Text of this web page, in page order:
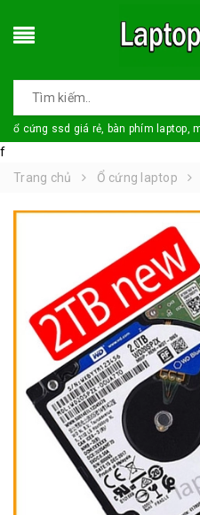
ổ cứng ssd giá rẻ, bàn phím laptop,
f
Trang chủ
Ổ cứng laptop